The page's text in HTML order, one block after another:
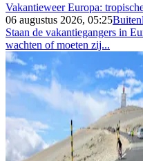
Vakantieweer Europa:
06 augustus 2026, 05:25
Staan de vakantiegangers in
wachten of moeten zij...